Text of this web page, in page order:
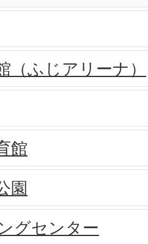
（ふじアリーナ）
館
園
グセンター